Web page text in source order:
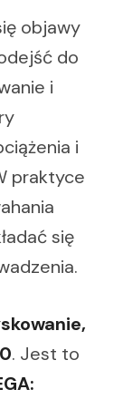
objawy
do
i
i
praktyce
się
. Jest to